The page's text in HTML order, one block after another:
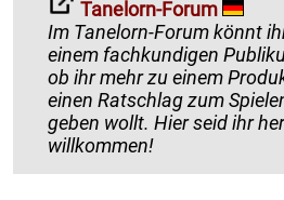
Tanelorn-Forum
Im Tanelorn-Forum könnt
einem fachkundigen
ob ihr mehr zu einem Produkt wissen wollt¸
einen Ratschlag zum
geben wollt. Hier seid ihr herzlich
willkommen!